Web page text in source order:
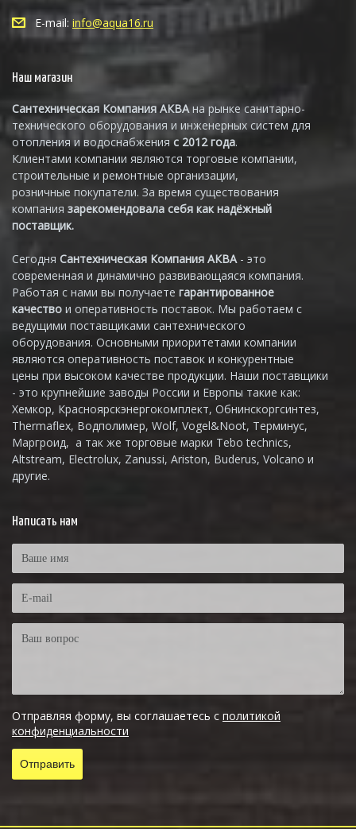
E-mail: info@aqua16.ru
Наш магазин
Сантехническая Компания АКВАна рынке санитарно-
технического оборудования и инженерных систем для
отопления и водоснабженияс 2012 года.
Клиентами компании являются торговые компании,
строительные и ремонтные организации,
розничные покупатели. За время существования
компания зарекомендовала себя как надёжный
поставщик.
Сегодня Сантехническая Компания АКВА - это
современная и динамично развивающаяся компания.
Работая с нами вы получаете гарантированное
качество и оперативность поставок. Мы работаем с
ведущими поставщиками сантехнического
оборудования. Основными приоритетами компании
являются оперативность поставок и конкурентные
цены при высоком качестве продукции. Наши поставщики
- это крупнейшие заводы России и Европы такие как:
Хемкор, Красноярскэнергокомплект, Обнинскоргсинтез,
Thermaflex, Водполимер, Wolf, Vogel&Noot, Терминус,
Маргроид, а так же торговые марки Tebo technics,
Altstream, Electrolux, Zanussi, Ariston, Buderus, Volcano и
другие.
Написать нам
Отправляя форму, вы соглашаетесь с политикой
конфиденциальности